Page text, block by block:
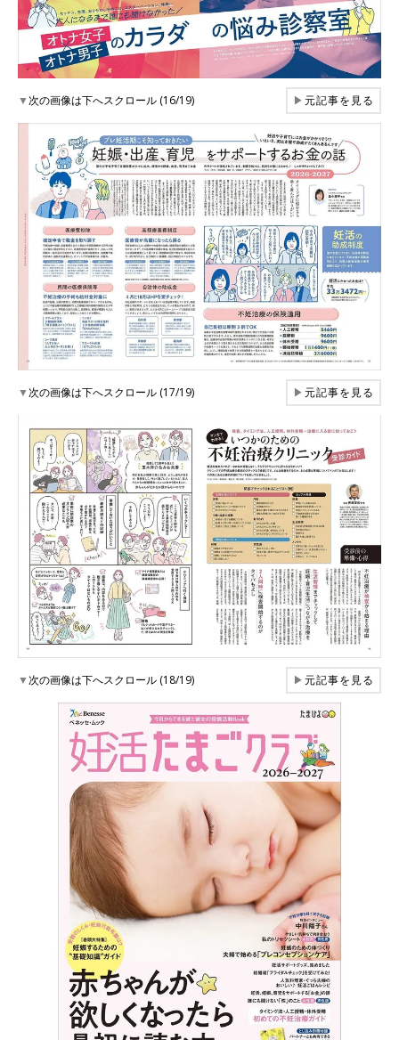
▼次の画像は下へスクロール (16/19) ▶元記事を見る
▼次の画像は下へスクロール (17/19) ▶元記事を見る
▼次の画像は下へスクロール (18/19) ▶元記事を見る